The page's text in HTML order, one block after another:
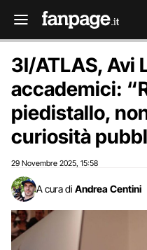
3I/ATLAS, Avi
accademici:
piedistallo,
curiosità
29 Novembre 2025 15:58
A cura di Andrea Centini